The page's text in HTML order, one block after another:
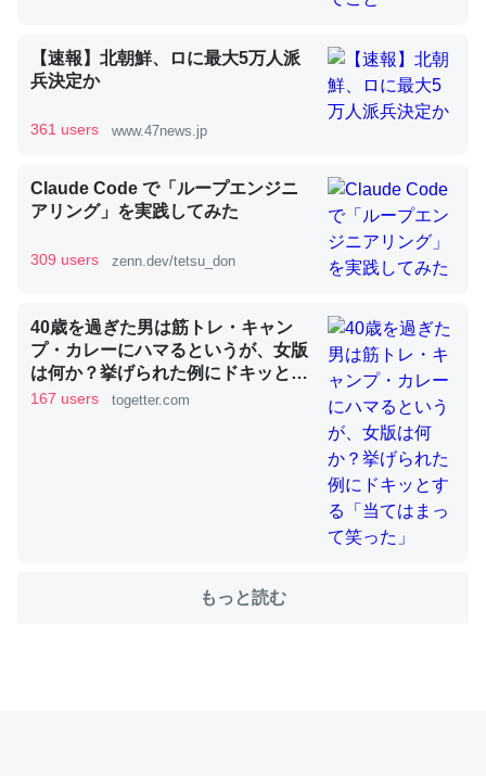
論文では「淡水はカルシウムも酸素も不足してて両方に不
利だから両方が拮抗してるのでは」とあって面白い。海に
いる鋏角類（カブトガニ・ウミグモ）はカルシウムを使わ
─ニュース :: 【研究発表】昆虫学の大問題＝「昆虫はなぜ海にいな
いのか」に関する新仮説
これを元に考えるとカルシウムを大量に使う脊椎動物と貝
類は苦労してるんだな…。腹足類だと殻を無くしてナメク
ジになったり努力してるし。
─ニュース :: 【研究発表】昆虫学の大問題＝「昆虫はなぜ海にいな
ウチもEchoを実家に置いて４年。でたまに覗いてる。ぼ
【速報】北朝鮮、ロに最大5万人派
兵決定か
361 users www.47news.jp
Claude Code で「ループエンジニ
アリング」を実践してみた
309 users zenn.dev/tetsu_don
40歳を過ぎた男は筋トレ・キャン
プ・カレーにハマるというが、女版
は何か？挙げられた例にドキッとす
る「当てはまって笑った」
167 users togetter.com
もっと読む